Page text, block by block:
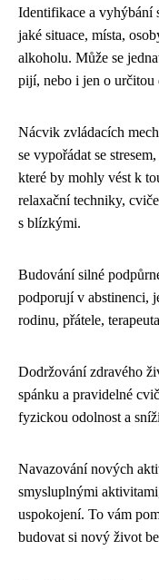
Identifikace a vyhýbání
jaké situace, místa,
alkoholu. Může se
pijí, nebo i jen o určitou
Nácvik zvládacích
se vypořádat se
které by mohly vést k
relaxační techniky,
s blízkými.
Budování silné
podporují v abstinenci,
rodinu, přátele,
Dodržování zdravého
spánku a pravidelné
fyzickou odolnost a
Navazování nových
smysluplnými
uspokojení. To vám
budovat si nový život